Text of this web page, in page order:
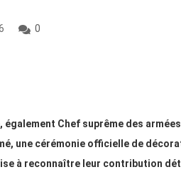
0
Chef suprême des
une cérémonie officielle de
à reconnaître leur contribution